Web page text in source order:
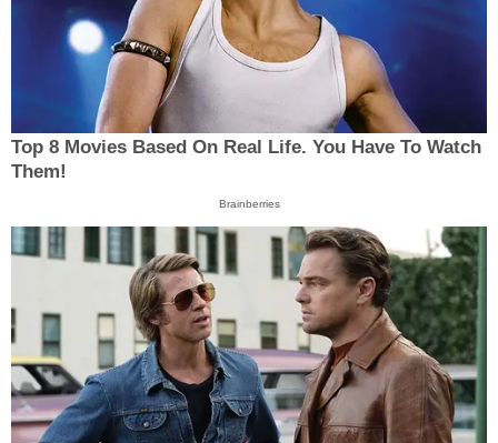
Top 8 Movies Based On Real Life. You Have To Watch
Them!
Brainberries